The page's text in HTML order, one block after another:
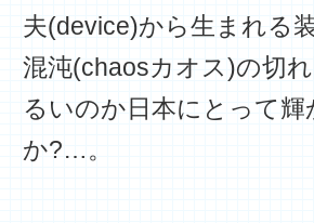
夫(device)から生まれる
混沌(chaosカオス)の切
るいのか日本にとって
か?…。